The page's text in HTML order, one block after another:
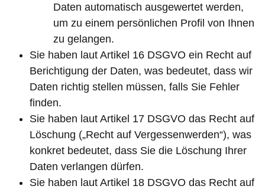
Daten automatisch ausgewertet werden,
um zu einem persönlichen Profil von Ihnen
zu gelangen.
Sie haben laut Artikel 16 DSGVO ein Recht auf
Berichtigung der Daten, was bedeutet, dass wir
Daten richtig stellen müssen, falls Sie Fehler
finden.
Sie haben laut Artikel 17 DSGVO das Recht auf
Löschung („Recht auf Vergessenwerden“), was
konkret bedeutet, dass Sie die Löschung Ihrer
Daten verlangen dürfen.
Sie haben laut Artikel 18 DSGVO das Recht auf